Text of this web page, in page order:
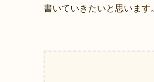
書いていきたいと思います。